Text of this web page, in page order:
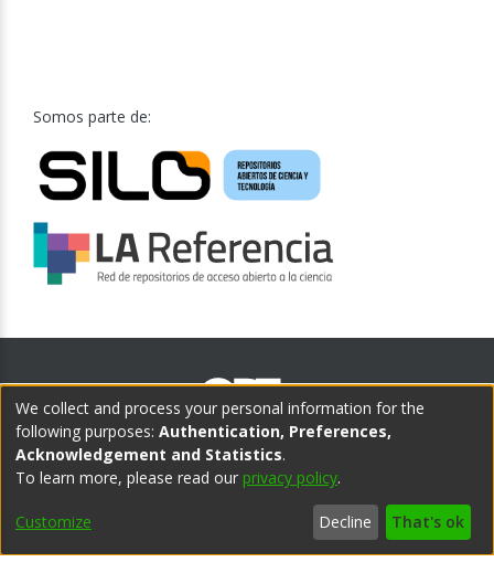
Somos parte de:
Teléfono central:
(598) 2902 1505
CAMPUS POCITOS
We collect and process your personal information for the
following purposes: Authentication, Preferences,
Acknowledgement and Statistics.
To learn more, please read our privacy policy.
Customize Decline That's ok